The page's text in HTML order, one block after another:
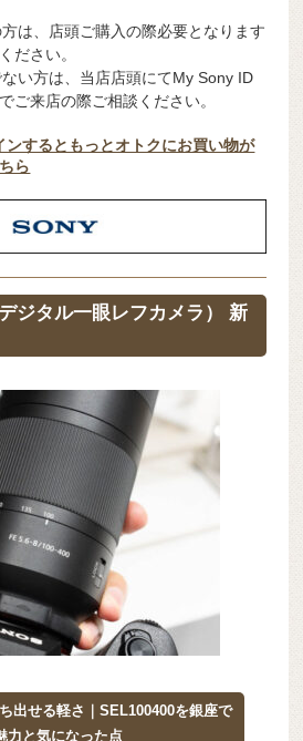
は、店頭ご購入の際必要となります
ださい。
い方は、当店店頭にてMy Sony ID
ご来店の際ご相談ください。
するともっとオトクにお買い物が
ら
ジタル一眼レフカメラ） 新
出せる軽さ｜SEL100400を銀座で
力と気になった点